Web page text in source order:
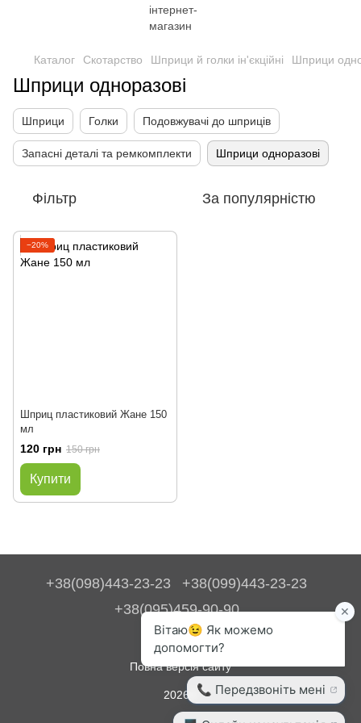
Каталог Скотарство Шприци й голки ін'єкційні Шприци
Шприци одноразові
Шприци Голки Подовжувачі до шприців
Запасні деталі та ремкомплекти Шприци одноразові
Фільтр За популярністю
−20%
Шприц пластиковий Жане 150
мл
120 грн 150 грн
Купити
+38(098)443-23-23
+38(099)443-23-23
+38(095)459-90-90
Контакти
Повна версія сайту
2026©